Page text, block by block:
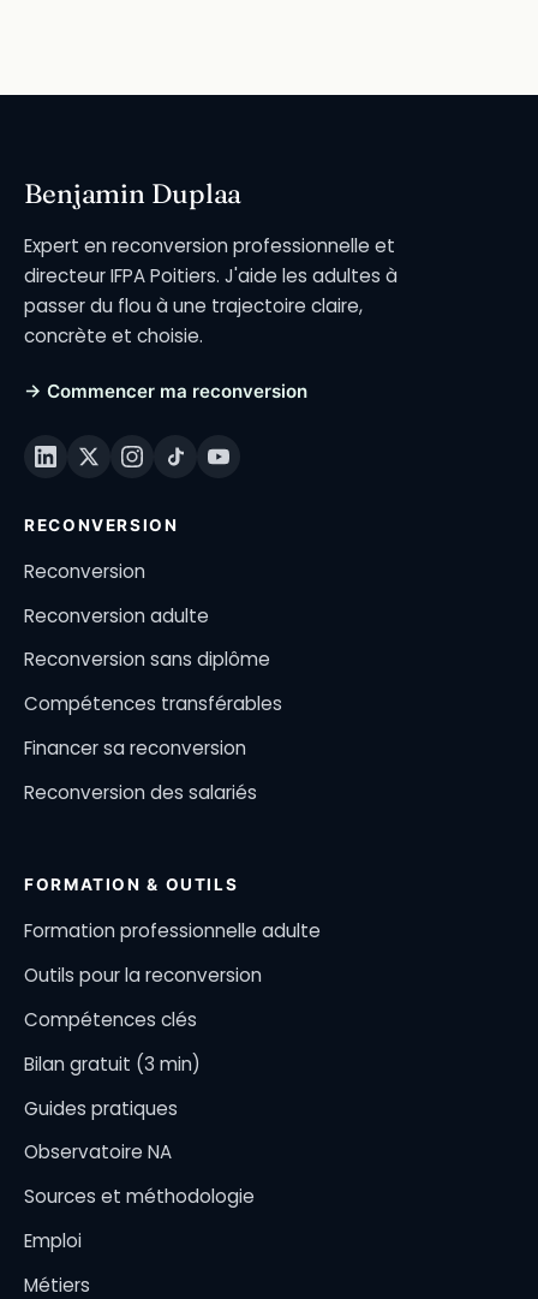
Benjamin Duplaa
Expert en reconversion professionnelle et
directeur IFPA Poitiers. J'aide les adultes à
passer du flou à une trajectoire claire,
concrète et choisie.
→ Commencer ma reconversion
RECONVERSION
Reconversion
Reconversion adulte
Reconversion sans diplôme
Compétences transférables
Financer sa reconversion
Reconversion des salariés
FORMATION & OUTILS
Formation professionnelle adulte
Outils pour la reconversion
Compétences clés
Bilan gratuit (3 min)
Guides pratiques
Observatoire NA
Sources et méthodologie
Emploi
Métiers